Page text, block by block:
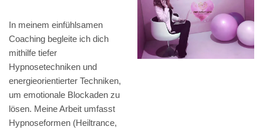
In meinem einfühlsamen
Coaching begleite ich dich
mithilfe tiefer
Hypnosetechniken und
energieorientierter Techniken,
um emotionale Blockaden zu
lösen. Meine Arbeit umfasst
Hypnoseformen (Heiltrance,